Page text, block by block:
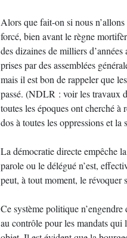
Alors que fait-on si nous
forcé, bien avant le règne
des dizaines de milliers
prises par des assemblées
mais il est bon de rappeler que
passé. (NDLR : voir les travaux
toutes les époques ont cherché à
dos à toutes les oppressions et
La démocratie directe empêche
parole ou le délégué n’est,
peut, à tout moment, le révoquer
Ce système politique
au contrôle pour les mandats qui